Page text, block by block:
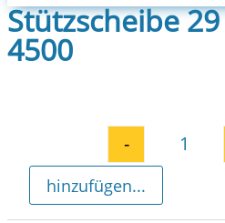
Stützscheibe
4500
-
hinzufügen...